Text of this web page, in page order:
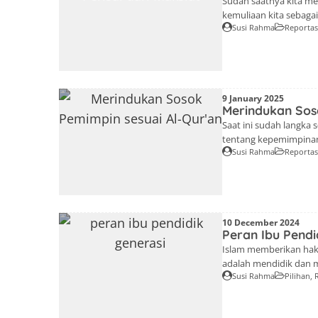
kemuliaan kita
Narasiliterasi.id)
Susi Rahma
9 January 2025
Merindukan
Saat ini sudah langka
tentang
Memasuki Awal
Susi Rahma
10 December 2024
Peran Ibu
Islam memberikan
adalah mendidik dan
Narasiliterasi.id)
Susi Rahma Pilihan